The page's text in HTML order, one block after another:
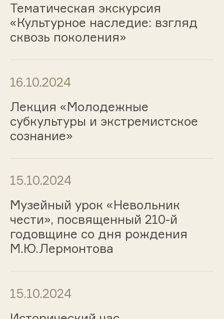
Тематическая экскурсия
«Культурное наследие: взгляд
сквозь поколения»
16.10.2024
Лекция «Молодежные
субкультуры и экстремистское
сознание»
15.10.2024
Музейный урок «Невольник
чести», посвященный 210-й
годовщине со дня рождения
М.Ю.Лермонтова
15.10.2024